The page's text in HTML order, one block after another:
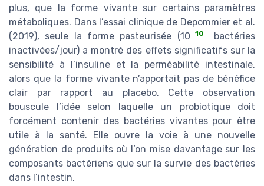
plus, que la forme vivante sur certains paramètres
métaboliques. Dans l’essai clinique de Depommier et al.
(2019), seule la forme pasteurisée (10
10
bactéries
inactivées/jour) a montré des effets significatifs sur la
sensibilité à l’insuline et la perméabilité intestinale,
alors que la forme vivante n’apportait pas de bénéfice
clair par rapport au placebo. Cette observation
bouscule l’idée selon laquelle un probiotique doit
forcément contenir des bactéries vivantes pour être
utile à la santé. Elle ouvre la voie à une nouvelle
génération de produits où l’on mise davantage sur les
composants bactériens que sur la survie des bactéries
dans l’intestin.